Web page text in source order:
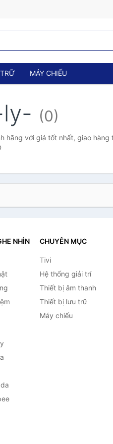
MÁY CHIẾU
(0)
hãng với giá tốt nhất, giao hàng
NHÌN CHUYÊN MỤC
Tivi
Hệ thống giải trí
Thiết bị âm thanh
Thiết bị lưu trữ
Máy chiếu